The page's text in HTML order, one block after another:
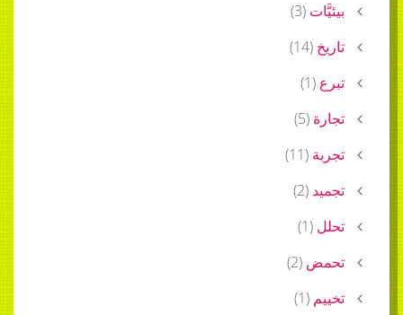
بيئيَّات (
3
)
تاريخ (
14
)
تبرع (
1
)
تجارة (
5
)
تجربة (
11
)
تجميد (
2
)
تحلل (
1
)
تحمض (
2
)
تخييم (
1
)